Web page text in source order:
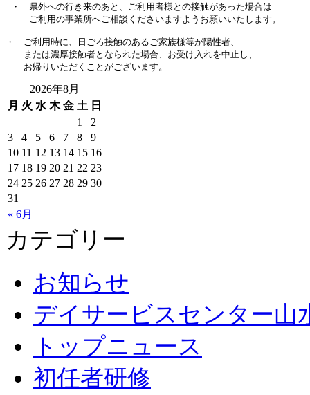
・　県外への行き来のあと、ご利用者様との接触があった場合は
ご利用の事業所へご相談くださいますようお願いいたします。
・　ご利用時に、日ごろ接触のあるご家族様等が陽性者、
または濃厚接触者となられた場合、お受け入れを中止し、
お帰りいただくことがございます。
2026年8月
月 火 水 木 金 土 日
« 6月
1
2
3
4 5 6 7 8
9
10 11 12 13 14 15 16
17 18 19 20 21 22 23
24 25 26 27 28 29 30
31
カテゴリー
お知らせ
デイサービスセンター山
トップニュース
初任者研修